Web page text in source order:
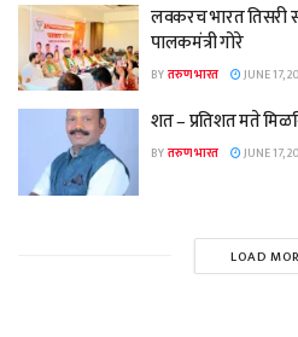
लवकरच भारत तिसरी
पालकमंत्री गोरे
BYतरुण भारत JUNE 17,
शत – प्रतिशत मते
BYतरुण भारत JUNE 17,
LOAD